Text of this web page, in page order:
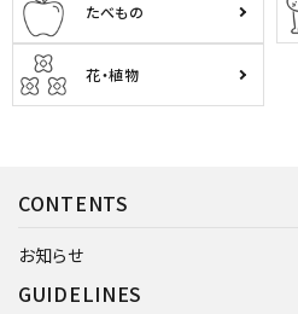
たべもの
花・植物
CONTENTS
お知らせ
GUIDELINES